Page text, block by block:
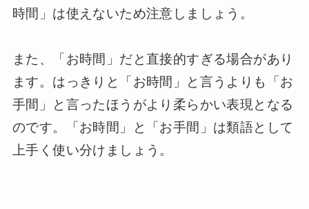
時間」は使えないため注意しましょう。
また、「お時間」だと直接的すぎる場合があり
ます。はっきりと「お時間」と言うよりも「お
手間」と言ったほうがより柔らかい表現となる
のです。「お時間」と「お手間」は類語として
上手く使い分けましょう。